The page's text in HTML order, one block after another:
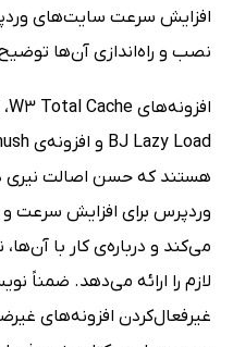
افزایش سرعت سایت‌های
نصب و راه‌اندازی آن‌ها
هستند که حسن اصالت نیری
وردپرس برای افزایش سرعت
می‌کند و درباره‌ی کار با
لازم را ارائه می‌دهد. ضمناً
غیرفعال‌کردن افزونه‌های